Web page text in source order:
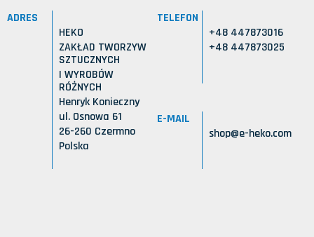
ADRES
HEKO
ZAKŁAD TWORZYW
SZTUCZNYCH
I WYROBÓW
RÓŻNYCH
Henryk Konieczny
ul. Osnowa 61
26-260 Czermno
Polska
TELEFON
+48 447873016
+48 447873025
E-MAIL
shop@e-heko.com